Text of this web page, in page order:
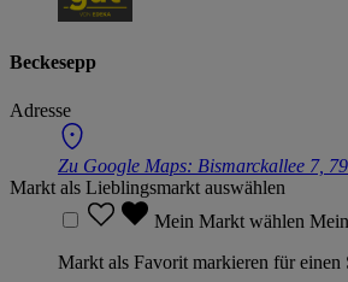
Beckesepp
Adresse
Zu Google Maps: Bismarckallee 7,
Markt als Lieblingsmarkt auswählen
Mein Markt wählen
Markt als Favorit markieren für